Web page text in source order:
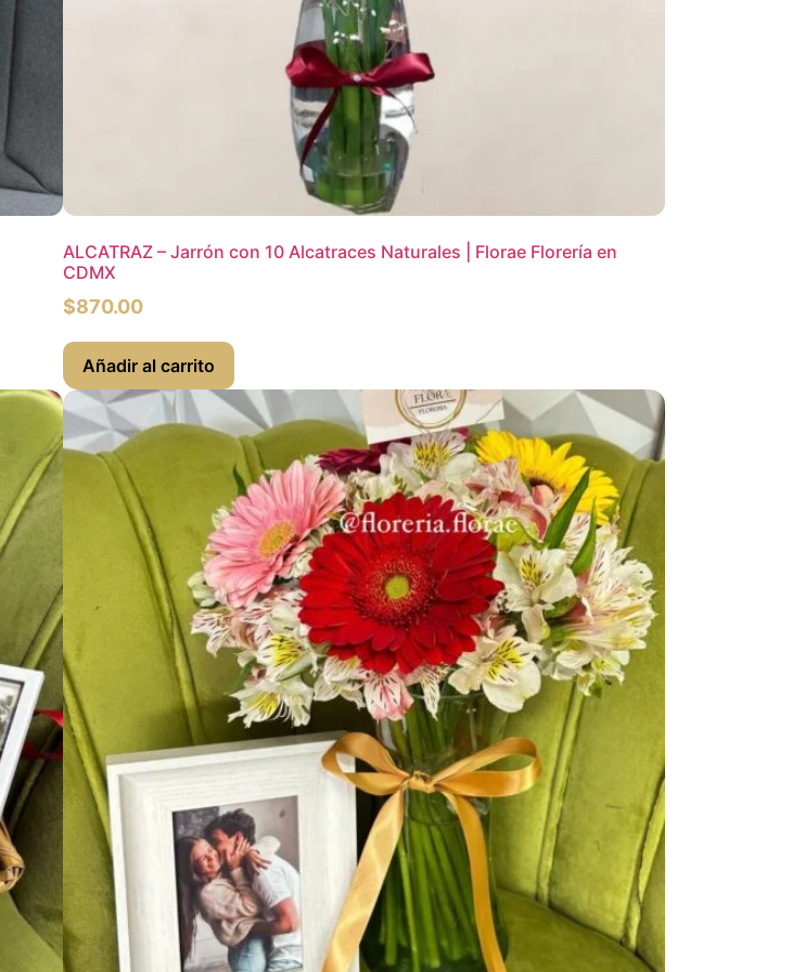
ALCATRAZ – Jarrón con 10 Alcatraces Naturales | Florae Florería en
CDMX
$870.00
Añadir al carrito